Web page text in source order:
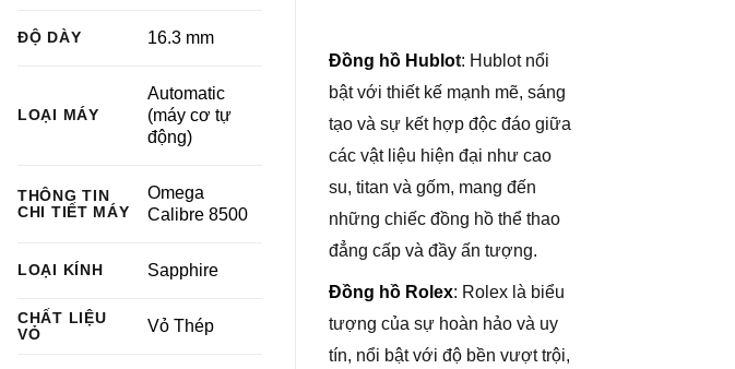
ĐỘ DÀY 16.3 mm
LOẠI MÁY
Automatic
(máy cơ tự
động)
THÔNG TIN
CHI TIẾT MÁY
Omega
Calibre 8500
LOẠI KÍNH Sapphire
CHẤT LIỆU
VỎ
Vỏ Thép
Đồng hồ Hublot: Hublot nổi
bật với thiết kế mạnh mẽ, sáng
tạo và sự kết hợp độc đáo giữa
các vật liệu hiện đại như cao
su, titan và gốm, mang đến
những chiếc đồng hồ thể thao
đẳng cấp và đầy ấn tượng.
Đồng hồ Rolex: Rolex là biểu
tượng của sự hoàn hảo và uy
tín, nổi bật với độ bền vượt trội,